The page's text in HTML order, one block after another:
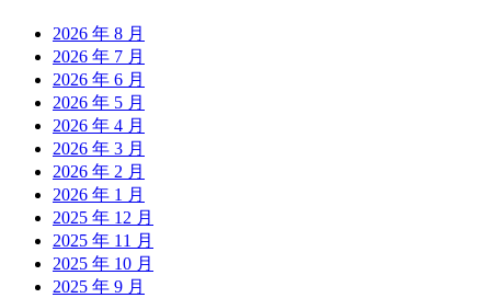
2026 年 8 月
2026 年 7 月
2026 年 6 月
2026 年 5 月
2026 年 4 月
2026 年 3 月
2026 年 2 月
2026 年 1 月
2025 年 12 月
2025 年 11 月
2025 年 10 月
2025 年 9 月